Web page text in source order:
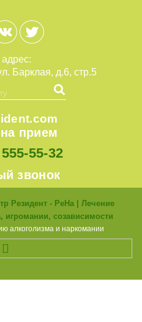
Барклая, д.6, стр.5
прием
555-55-32
звонок
алкоголизма и наркомании